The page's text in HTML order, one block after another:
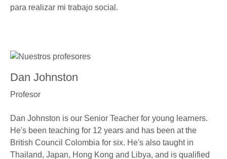
para realizar mi trabajo social.
Dan Johnston
Profesor
Dan Johnston is our Senior Teacher for young learners.
He's been teaching for 12 years and has been at the
British Council Colombia for six. He's also taught in
Thailand, Japan, Hong Kong and Libya, and is qualified